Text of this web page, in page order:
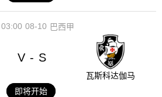
08-10
03:00 巴西甲
V - S
瓦斯科达伽马
即将开始